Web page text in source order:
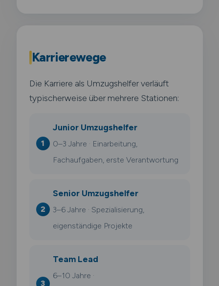
Karrierewege
Die Karriere als Umzugshelfer verläuft
typischerweise über mehrere Stationen:
Junior Umzugshelfer
0–3 Jahre · Einarbeitung,
Fachaufgaben, erste Verantwortung
Senior Umzugshelfer
3–6 Jahre · Spezialisierung,
eigenständige Projekte
Team Lead
6–10 Jahre ·